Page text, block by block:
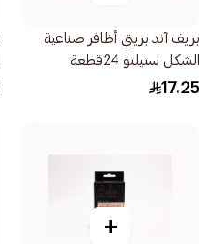
بريف آند بريتي أظافر صناعية
الشكل ستيلتو 24قطعة
17.25
+